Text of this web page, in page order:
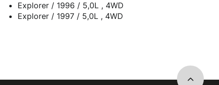
Explorer / 1996 / 5,0L , 4WD
Explorer / 1997 / 5,0L , 4WD